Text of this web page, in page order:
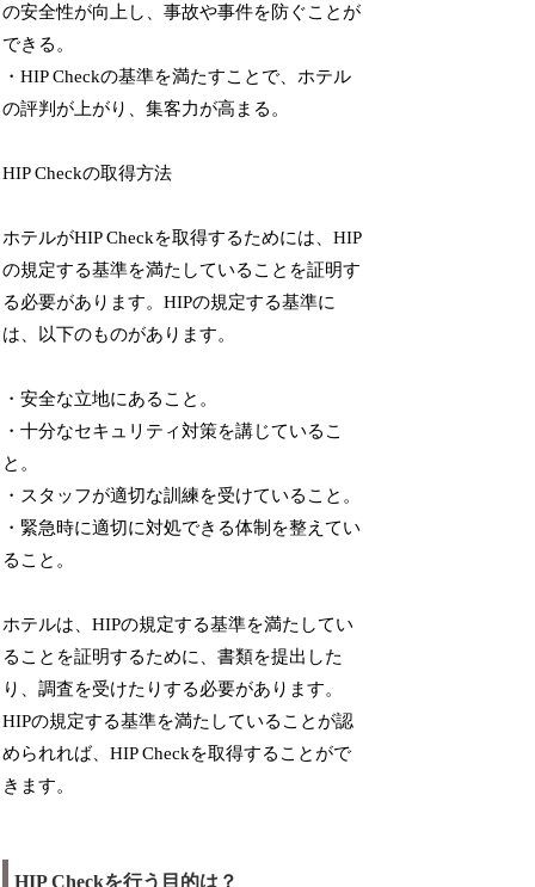
の安全性が向上し、事故や事件を防ぐことが
できる。
・HIP Checkの基準を満たすことで、ホテル
の評判が上がり、集客力が高まる。
HIP Checkの取得方法
ホテルがHIP Checkを取得するためには、HIP
の規定する基準を満たしていることを証明す
る必要があります。HIPの規定する基準に
は、以下のものがあります。
・安全な立地にあること。
・十分なセキュリティ対策を講じているこ
と。
・スタッフが適切な訓練を受けていること。
・緊急時に適切に対処できる体制を整えてい
ること。
ホテルは、HIPの規定する基準を満たしてい
ることを証明するために、書類を提出した
り、調査を受けたりする必要があります。
HIPの規定する基準を満たしていることが認
められれば、HIP Checkを取得することがで
きます。
HIP Checkを行う目的は？